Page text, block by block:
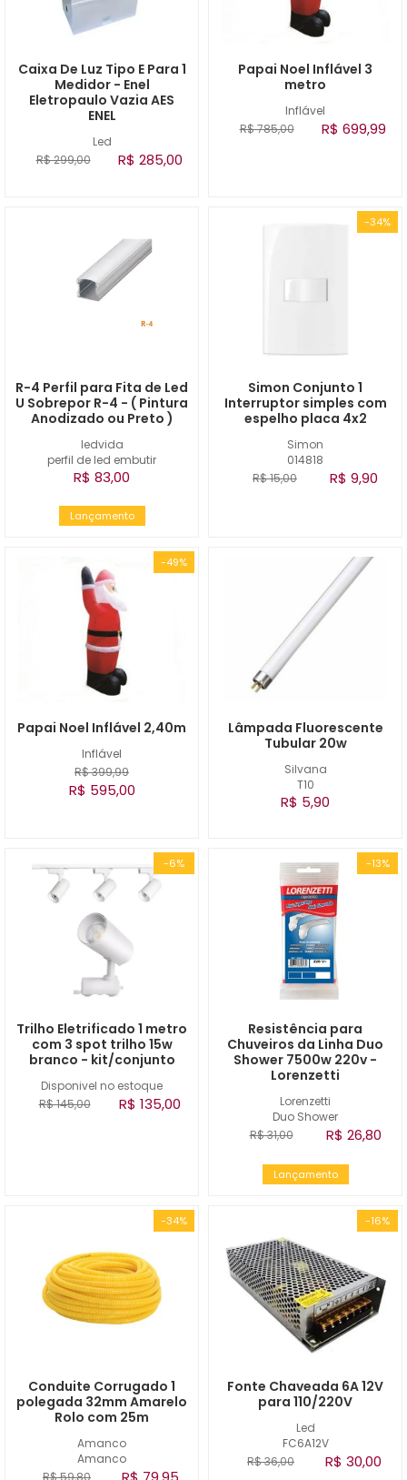
Led
Caixa De Luz Tipo E Para 1
Medidor - Enel
Eletropaulo Vazia AES
ENEL
R$ 299,00 R$ 285,00
Inflável
Papai Noel Inflável 3
metro
R$ 785,00 R$ 699,99
ledvida
perfil de led embutir
R-4 Perfil para Fita de Led
U Sobrepor R-4 - ( Pintura
Anodizado ou Preto )
R$ 83,00
Lançamento
-34%
Simon
014818
Simon Conjunto 1
Interruptor simples com
espelho placa 4x2
R$ 15,00 R$ 9,90
-49%
Inflável
Papai Noel Inflável 2,40m
R$ 399,99
R$ 595,00
Silvana
T10
Lâmpada Fluorescente
Tubular 20w
R$ 5,90
-6%
Disponivel no estoque
Trilho Eletrificado 1 metro
com 3 spot trilho 15w
branco - kit/conjunto
R$ 145,00 R$ 135,00
-13%
Lorenzetti
Duo Shower
Resistência para
Chuveiros da Linha Duo
Shower 7500w 220v -
Lorenzetti
R$ 31,00 R$ 26,80
Lançamento
-34%
Amanco
Amanco
Conduite Corrugado 1
polegada 32mm Amarelo
Rolo com 25m
R$ 59,80
-16%
Led
FC6A12V
Fonte Chaveada 6A 12V
para 110/220V
R$ 36,00 R$ 30,00